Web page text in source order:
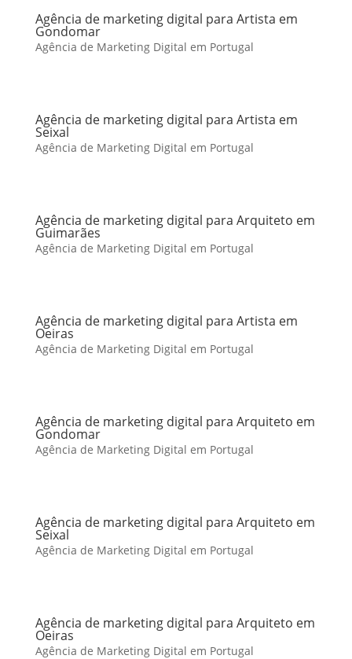
Agência de marketing digital para Artista em
Gondomar
Agência de Marketing Digital em Portugal
Agência de marketing digital para Artista em
Seixal
Agência de Marketing Digital em Portugal
Agência de marketing digital para Arquiteto em
Guimarães
Agência de Marketing Digital em Portugal
Agência de marketing digital para Artista em
Oeiras
Agência de Marketing Digital em Portugal
Agência de marketing digital para Arquiteto em
Gondomar
Agência de Marketing Digital em Portugal
Agência de marketing digital para Arquiteto em
Seixal
Agência de Marketing Digital em Portugal
Agência de marketing digital para Arquiteto em
Oeiras
Agência de Marketing Digital em Portugal